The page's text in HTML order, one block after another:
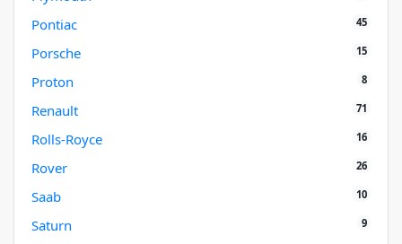
Pontiac 45
Porsche 15
Proton 8
Renault 71
Rolls-Royce 16
Rover 26
Saab 10
Saturn 9